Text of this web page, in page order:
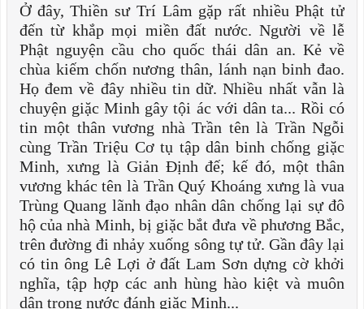
Ở đây, Thiền sư Trí Lâm gặp rất nhiều Phật tử
đến từ khắp mọi miền đất nước. Người về lễ
Phật nguyện cầu cho quốc thái dân an. Kẻ về
chùa kiếm chốn nương thân, lánh nạn binh đao.
Họ đem về đây nhiều tin dữ. Nhiều nhất vẫn là
chuyện giặc Minh gây tội ác với dân ta... Rồi có
tin một thân vương nhà Trần tên là Trần Ngỗi
cùng Trần Triệu Cơ tụ tập dân binh chống giặc
Minh, xưng là Giản Định đế; kế đó, một thân
vương khác tên là Trần Quý Khoáng xưng là vua
Trùng Quang lãnh đạo nhân dân chống lại sự đô
hộ của nhà Minh, bị giặc bắt đưa về phương Bắc,
trên đường đi nhảy xuống sông tự tử. Gần đây lại
có tin ông Lê Lợi ở đất Lam Sơn dựng cờ khởi
nghĩa, tập hợp các anh hùng hào kiệt và muôn
dân trong nước đánh giặc Minh...